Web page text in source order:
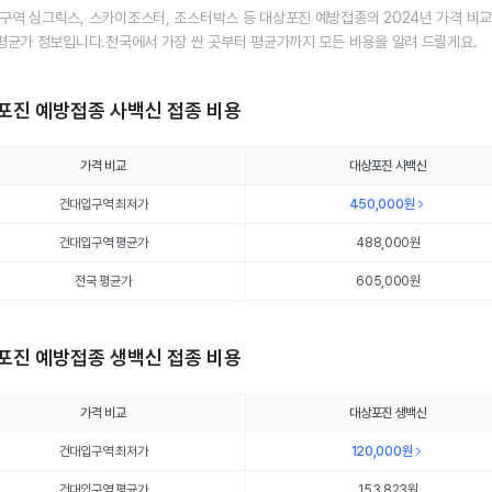
역 싱그릭스, 스카이조스터, 조스터박스 등 대상포진 예방접종의 2024년 가격 비
균가 정보입니다.전국에서 가장 싼 곳부터 평균가까지 모든 비용을 알려 드릴게요.
진 예방접종 사백신 접종 비용
가격 비교 대상포진 사백신
건대입구역 최저가 450,000원
건대입구역 평균가 488,000원
전국 평균가 605,000원
진 예방접종 생백신 접종 비용
가격 비교 대상포진 생백신
건대입구역 최저가 120,000원